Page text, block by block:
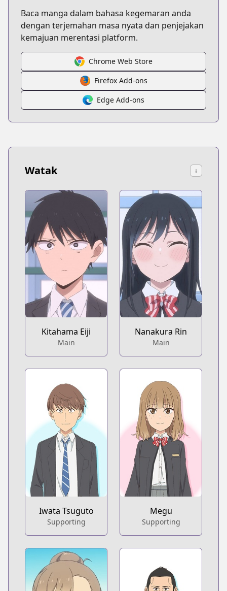
Baca manga dalam bahasa kegemaran anda
dengan terjemahan masa nyata dan penjejakan
kemajuan merentasi platform.
Chrome Web Store
Firefox Add-ons
Edge Add-ons
Watak ↓
Kitahama Eiji
Main
Nanakura Rin
Main
Iwata Tsuguto
Supporting
Megu
Supporting